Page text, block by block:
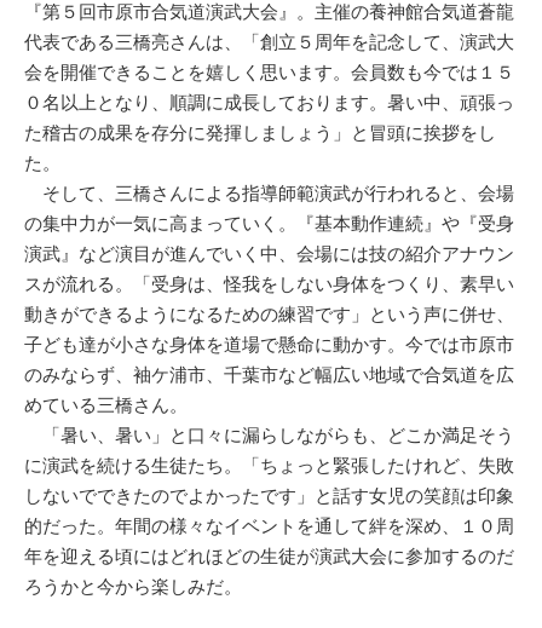
『第５回市原市合気道演武大会』。主催の養神館合気道蒼龍
代表である三橋亮さんは、「創立５周年を記念して、演武大
会を開催できることを嬉しく思います。会員数も今では１５
０名以上となり、順調に成長しております。暑い中、頑張っ
た稽古の成果を存分に発揮しましょう」と冒頭に挨拶をし
た。
そして、三橋さんによる指導師範演武が行われると、会場
の集中力が一気に高まっていく。『基本動作連続』や『受身
演武』など演目が進んでいく中、会場には技の紹介アナウン
スが流れる。「受身は、怪我をしない身体をつくり、素早い
動きができるようになるための練習です」という声に併せ、
子ども達が小さな身体を道場で懸命に動かす。今では市原市
のみならず、袖ケ浦市、千葉市など幅広い地域で合気道を広
めている三橋さん。
「暑い、暑い」と口々に漏らしながらも、どこか満足そう
に演武を続ける生徒たち。「ちょっと緊張したけれど、失敗
しないでできたのでよかったです」と話す女児の笑顔は印象
的だった。年間の様々なイベントを通して絆を深め、１０周
年を迎える頃にはどれほどの生徒が演武大会に参加するのだ
ろうかと今から楽しみだ。